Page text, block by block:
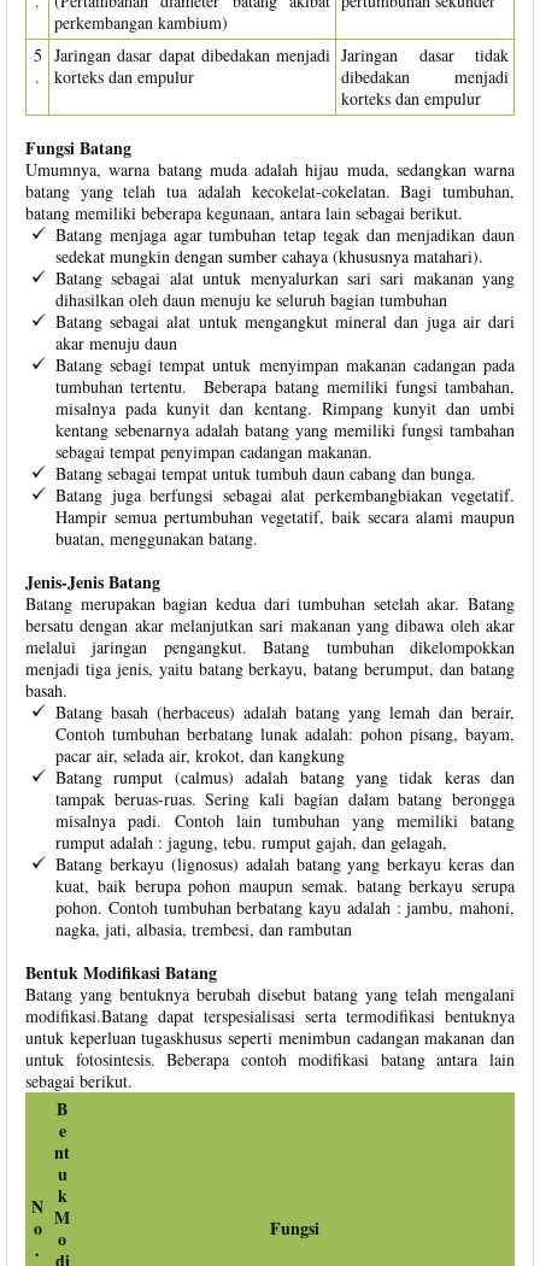
perkembangan kambium)
5
.
Jaringan dasar dapat dibedakan menjadi
korteks dan empulur
Jaringan dasar tidak
dibedakan menjadi
korteks dan empulur
Fungsi Batang
Umumnya, warna batang muda adalah hijau muda, sedangkan warna
batang yang telah tua adalah kecokelat-cokelatan. Bagi tumbuhan,
batang memiliki beberapa kegunaan, antara lain sebagai berikut.
Batang menjaga agar tumbuhan tetap tegak dan menjadikan daun
sedekat mungkin dengan sumber cahaya (khususnya matahari).
Batang sebagai alat untuk menyalurkan sari sari makanan yang
dihasilkan oleh daun menuju ke seluruh bagian tumbuhan
Batang sebagai alat untuk mengangkut mineral dan juga air dari
akar menuju daun
Batang sebagi tempat untuk menyimpan makanan cadangan pada
tumbuhan tertentu.
Beberapa batang memiliki fungsi tambahan,
misalnya pada kunyit dan kentang. Rimpang kunyit dan umbi
kentang sebenarnya adalah batang yang memiliki fungsi tambahan
sebagai tempat penyimpan cadangan makanan.
Batang sebagai tempat untuk tumbuh daun cabang dan bunga.
Batang juga berfungsi sebagai alat perkembangbiakan vegetatif.
Hampir semua pertumbuhan vegetatif, baik secara alami maupun
buatan, menggunakan batang.
Jenis-Jenis Batang
Batang merupakan bagian kedua dari tumbuhan setelah akar. Batang
bersatu dengan akar melanjutkan sari makanan yang dibawa oleh akar
melalui jaringan pengangkut. Batang tumbuhan dikelompokkan
menjadi tiga jenis, yaitu batang berkayu, batang berumput, dan batang
basah.
Batang basah (herbaceus) adalah batang yang lemah dan berair,
Contoh tumbuhan berbatang lunak adalah: pohon pisang, bayam,
pacar air, selada air, krokot, dan kangkung
Batang rumput (calmus) adalah batang yang tidak keras dan
tampak beruas-ruas. Sering kali bagian dalam batang berongga
misalnya padi. Contoh lain tumbuhan yang memiliki batang
rumput adalah : jagung, tebu. rumput gajah, dan gelagah,
Batang berkayu (lignosus) adalah batang yang berkayu keras dan
kuat, baik berupa pohon maupun semak. batang berkayu serupa
pohon. Contoh tumbuhan berbatang kayu adalah : jambu, mahoni,
nagka, jati, albasia, trembesi, dan rambutan
Bentuk Modifikasi Batang
Batang yang bentuknya berubah disebut batang yang telah mengalani
modifikasi.Batang dapat terspesialisasi serta termodifikasi bentuknya
untuk keperluan tugaskhusus seperti menimbun cadangan makanan dan
untuk fotosintesis. Beberapa contoh modifikasi batang antara lain
sebagai berikut.
N
o
.
B
e
nt
u
k
M
o
di
Fungsi